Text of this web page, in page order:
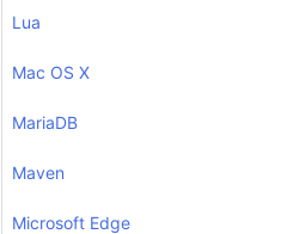
Lua
Mac OS X
MariaDB
Maven
Microsoft Edge